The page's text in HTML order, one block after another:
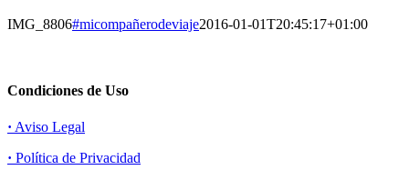
IMG_8806#micompañerodeviaje2016-01-01T20:45:17+01:00
Condiciones de Uso
· Aviso Legal
· Política de Privacidad